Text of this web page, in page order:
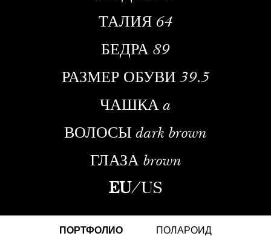
ТАЛИЯ 64
БЕДРА 89
РАЗМЕР ОБУВИ 39.5
ЧАШКА a
ВОЛОСЫ dark brown
ГЛАЗА brown
EU/US
ПОРТФОЛИО
ПОЛАРОИД